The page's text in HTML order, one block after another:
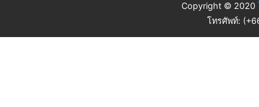
Copyright © 2020
โทรศัพท์: